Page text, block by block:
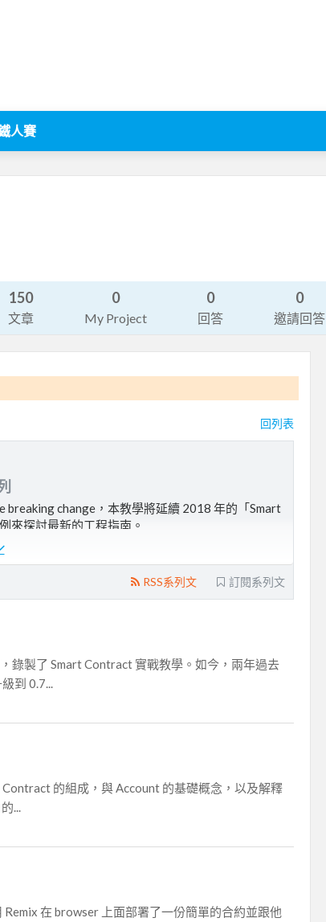
人賽
150
文章
0
My Project
0
回答
0
邀請回答
回列表
change，本教學將延續 2018 年的「Smart
來探討最新的工程指南。
訂閱系列文
RSS系列文
錄製了 Smart Contract 實戰教學。如今，兩年過去
到 0.7...
的組成，與 Account 的基礎概念，以及解釋
...
在 browser 上面部署了一份簡單的合約並跟他